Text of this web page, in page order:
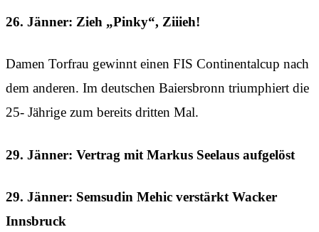
26. Jänner: Zieh „Pinky“, Ziiieh!
Damen Torfrau gewinnt einen FIS Continentalcup nach
dem anderen. Im deutschen Baiersbronn triumphiert die
25- Jährige zum bereits dritten Mal.
29. Jänner: Vertrag mit Markus Seelaus aufgelöst
29. Jänner: Semsudin Mehic verstärkt Wacker
Innsbruck